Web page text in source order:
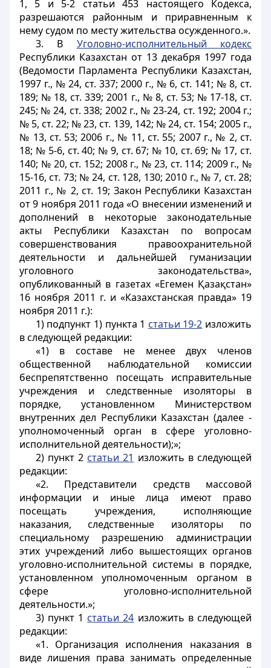
1, 5 и 5-2 статьи 453 настоящего Кодекса,
разрешаются районным и приравненным к
нему судом по месту жительства осужденного.».
3. В Уголовно-исполнительный кодекс
Республики Казахстан от 13 декабря 1997 года
(Ведомости Парламента Республики Казахстан,
1997 г., № 24, ст. 337; 2000 г., № 6, ст. 141; № 8, ст.
189; № 18, ст. 339; 2001 г., № 8, ст. 53; № 17-18, ст.
245; № 24, ст. 338; 2002 г., № 23-24, ст. 192; 2004 г.;
№ 5, ст. 22; № 23, ст. 139, 142; № 24, ст. 154; 2005 г.,
№ 13, ст. 53; 2006 г., № 11, ст. 55; 2007 г., № 2, ст.
18; № 5-6, ст. 40; № 9, ст. 67; № 10, ст. 69; № 17, ст.
140; № 20, ст. 152; 2008 г., № 23, ст. 114; 2009 г., №
15-16, ст. 73; № 24, ст. 128, 130; 2010 г., № 7, ст. 28;
2011 г., № 2, ст. 19; Закон Республики Казахстан
от 9 ноября 2011 года «О внесении изменений и
дополнений в некоторые законодательные
акты Республики Казахстан по вопросам
совершенствования правоохранительной
деятельности и дальнейшей гуманизации
уголовного законодательства»,
опубликованный в газетах «Егемен Қазақстан»
16 ноября 2011 г. и «Казахстанская правда» 19
ноября 2011 г.):
1) подпункт 1) пункта 1 статьи 19-2 изложить
в следующей редакции:
«1) в составе не менее двух членов
общественной наблюдательной комиссии
беспрепятственно посещать исправительные
учреждения и следственные изоляторы в
порядке, установленном Министерством
внутренних дел Республики Казахстан (далее -
уполномоченный орган в сфере уголовно-
исполнительной деятельности);»;
2) пункт 2 статьи 21 изложить в следующей
редакции:
«2. Представители средств массовой
информации и иные лица имеют право
посещать учреждения, исполняющие
наказания, следственные изоляторы по
специальному разрешению администрации
этих учреждений либо вышестоящих органов
уголовно-исполнительной системы в порядке,
установленном уполномоченным органом в
сфере уголовно-исполнительной
деятельности.»;
3) пункт 1 статьи 24 изложить в следующей
редакции:
«1. Организация исполнения наказания в
виде лишения права занимать определенные